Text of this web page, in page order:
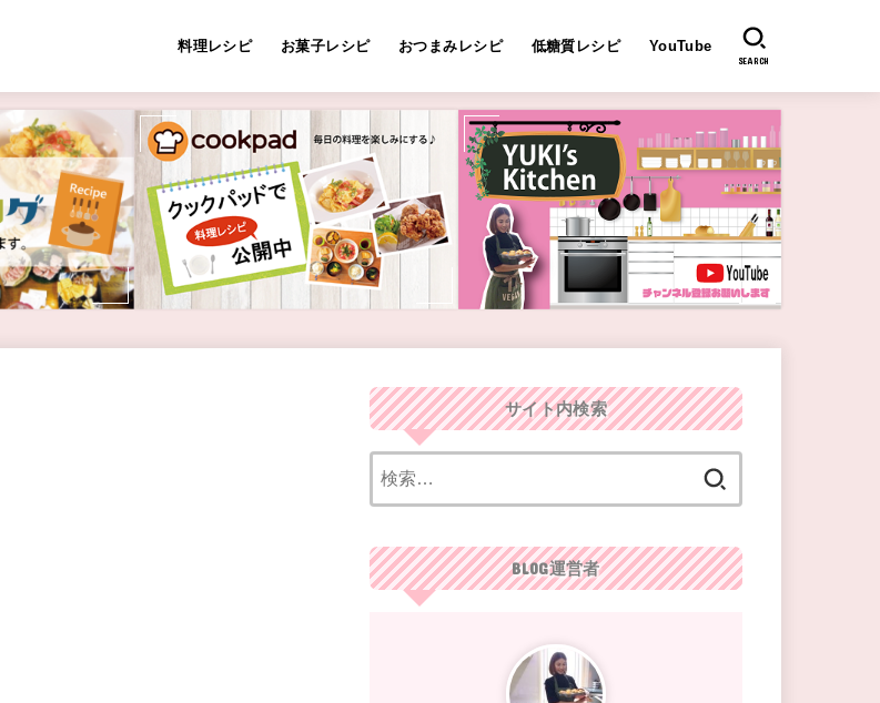
料理レシピ お菓子レシピ おつまみレシピ 低糖質レシピ YouTube
SEARCH
サイト内検索
BLOG運営者